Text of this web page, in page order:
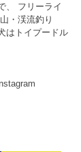
、 フリーライ
・渓流釣り
はトイプードル
Instagram